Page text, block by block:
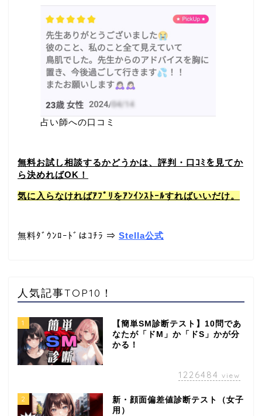
占い師への口コミ
無料お試し相談するかどうかは、評判・口ｺﾐを見てか
ら決めればOK！
気に入らなければｱﾌﾟﾘをｱﾝｲﾝｽﾄｰﾙすればいいだけ。
無料ﾀﾞｳﾝﾛｰﾄﾞはｺﾁﾗ ⇒ Stella公式
人気記事TOP10！
1
【簡単SM診断テスト】10問であ
なたが「ドM」か「ドS」かが分
かる！
1226484 view
2
新・顔面偏差値診断テスト（女子
用）